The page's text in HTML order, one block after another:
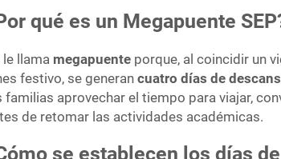
qué es un Megapuente
le llama megapuente porque, al coincidir un
festivo, se generancuatro días de
familias aprovechar el tiempo para viajar,
de retomar las actividades académicas.
se establecen los días